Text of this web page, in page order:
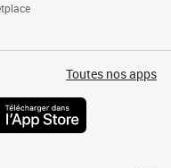
Toutes nos apps